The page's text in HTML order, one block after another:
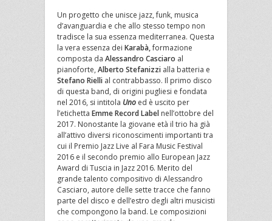
Un progetto che unisce jazz, funk, musica
d’avanguardia e che allo stesso tempo non
tradisce la sua essenza mediterranea. Questa
la vera essenza dei Karabà,formazione
composta da Alessandro Casciaro al
pianoforte, Alberto Stefanizzi alla batteria e
Stefano Rielli al contrabbasso. Il primo disco
di questa band, di origini pugliesi e fondata
nel 2016, si intitola Uno ed è uscito per
l’etichetta Emme Record Label nell’ottobre del
2017. Nonostante la giovane età il trio ha già
all’attivo diversi riconoscimenti importanti tra
cui il Premio Jazz Live al Fara Music Festival
2016 e il secondo premio allo European Jazz
Award di Tuscia in Jazz 2016. Merito del
grande talento compositivo di Alessandro
Casciaro, autore delle sette tracce che fanno
parte del disco e dell’estro degli altri musicisti
che compongono la band. Le composizioni